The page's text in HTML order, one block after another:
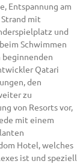
Entspannung am
mit
und
Schwimmen
Qatari
den
zu
von Resorts vor,
mit einem
Hotel, welches
ist und speziell